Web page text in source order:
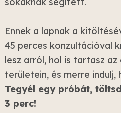
sokaknak segített.
Ennek a lapnak a
45 perces konzultációval
lesz arról, hol is tartasz
területein, és merre indulj,
Tegyél egy próbát,
3 perc!